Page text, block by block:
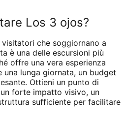
Los 3 ojos?
che soggiornano a
è una delle escursioni più
offre una vera esperienza
lunga giornata, un budget
Ottieni un punto di
forte impatto visivo, un
sufficiente per facilitare